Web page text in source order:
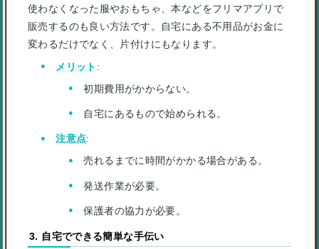
使わなくなった服やおもちゃ、本などをフリマアプリで
販売するのも良い方法です。自宅にある不用品がお金に
変わるだけでなく、片付けにもなります。
メリット:
初期費用がかからない。
自宅にあるもので始められる。
注意点:
売れるまでに時間がかかる場合がある。
発送作業が必要。
保護者の協力が必要。
3. 自宅でできる簡単な手伝い